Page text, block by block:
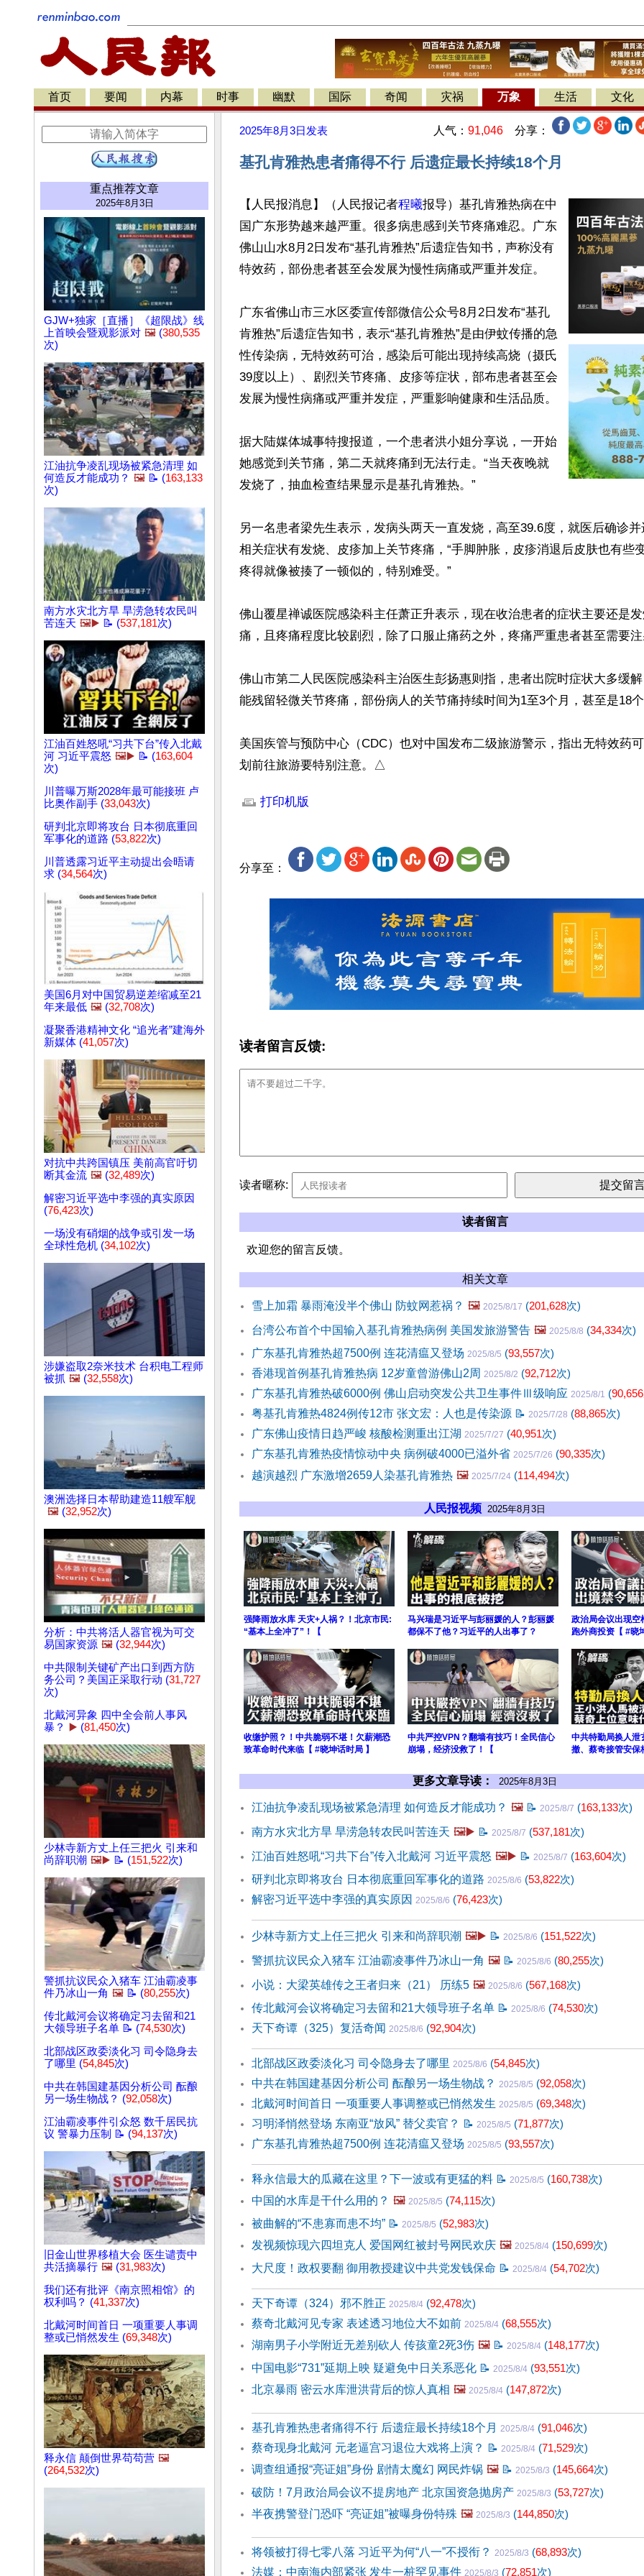
首页 要闻 内幕 时事 幽默 国际 奇闻 灾祸 万象 生活 文化
重点推荐文章
2025年8月3日
GJW+独家［直播］《超限战》线
上首映会暨观影派对 🖼️ (380,535
次)
江油抗争凌乱现场被紧急清理 如
何造反才能成功？ 🖼️ 📝 (163,133
次)
南方水灾北方旱 旱涝急转农民叫
苦连天 🖼️▶️ 📝 (537,181次)
江油百姓怒吼“习共下台”传入北戴
河 习近平震怒 🖼️▶️ 📝 (163,604
次)
川普曝万斯2028年最可能接班 卢
比奥作副手 (33,043次)
研判北京即将攻台 日本彻底重回
军事化的道路 (53,822次)
川普透露习近平主动提出会晤请
求 (34,564次)
美国6月对中国贸易逆差缩减至21
年来最低 🖼️ (32,708次)
凝聚香港精神文化 “追光者”建海外
新媒体 (41,057次)
对抗中共跨国镇压 美前高官吁切
断其金流 🖼️ (32,489次)
解密习近平选中李强的真实原因
(76,423次)
一场没有硝烟的战争或引发一场
全球性危机 (34,102次)
涉嫌盗取2奈米技术 台积电工程师
被抓 🖼️ (32,558次)
澳洲选择日本帮助建造11艘军舰
🖼️ (32,952次)
分析：中共将活人器官视为可交
易国家资源 🖼️ (32,944次)
中共限制关键矿产出口到西方防
务公司？美国正采取行动 (31,727
次)
北戴河异象 四中全会前人事风
暴？
▶️ (81,450次)
少林寺新方丈上任三把火 引来和
尚辞职潮 🖼️▶️ 📝 (151,522次)
警抓抗议民众入猪车 江油霸凌事
件乃冰山一角 🖼️ 📝 (80,255次)
传北戴河会议将确定习去留和21
大领导班子名单 📝 (74,530次)
北部战区政委淡化习 司令隐身去
了哪里 (54,845次)
中共在韩国建基因分析公司 酝酿
另一场生物战？ (92,058次)
江油霸凌事件引众怒 数千居民抗
议 警暴力压制 📝 (94,137次)
旧金山世界移植大会 医生谴责中
共活摘暴行 🖼️ (31,983次)
我们还有批评《南京照相馆》的
权利吗？ (41,337次)
北戴河时间首日 一项重要人事调
整或已悄然发生 (69,348次)
释永信 颠倒世界苟苟营 🖼️
(264,532次)
2025年8月3日 发表 人气： 91,046 分享：
基孔肯雅热患者痛得不行 后遗症最长持续18个月
【人民报消息】（人民报记者程曦报导）基孔肯雅热病在中
国广东形势越来越严重。很多病患感到关节疼痛难忍。广东
佛山山水8月2日发布“基孔肯雅热”后遗症告知书，声称没有
特效药，部份患者甚至会发展为慢性病痛或严重并发症。
广东省佛山市三水区委宣传部微信公众号8月2日发布“基孔
肯雅热”后遗症告知书，表示“基孔肯雅热”是由伊蚊传播的急
性传染病，无特效药可治，感染后可能出现持续高烧（摄氏
39度以上）、剧烈关节疼痛、皮疹等症状，部布患者甚至会
发展为慢性病痛或严重并发症，严重影响健康和生活品质。
据大陆媒体城事特搜报道，一个患者洪小姐分享说，一开始
她感觉到关节痛，第二天就疼痛到无法行走。“当天夜晚就
发烧了，抽血检查结果显示是基孔肯雅热。”
另一名患者梁先生表示，发病头两天一直发烧，高至39.6度，就医后确诊
相关症状有发烧、皮疹加上关节疼痛，“手脚肿胀，皮疹消退后皮肤也有些
疼得就像被揍了一顿似的，特别难受。”
佛山覆星禅诚医院感染科主任萧正升表示，现在收治患者的症状主要还是
痛，且疼痛程度比较剧烈，除了口服止痛药之外，疼痛严重患者甚至需要
佛山市第二人民医院感染科主治医生彭扬惠则指，患者出院时症状大多缓
能残留轻微关节疼痛，部份病人的关节痛持续时间为1至3个月，甚至是18
美国疾管与预防中心（CDC）也对中国发布二级旅游警示，指出无特效药
划前往旅游要特别注意。△
打印机版
分享至：
读者留言反馈:
读者暱称:
读者留言
欢迎您的留言反馈。
相关文章
雪上加霜 暴雨淹没半个佛山 防蚊网惹祸？ 🖼️ 2025/8/17 (201,628次)
台湾公布首个中国输入基孔肯雅热病例 美国发旅游警告 🖼️ 2025/8/8 (34,334次)
广东基孔肯雅热超7500例 连花清瘟又登场 2025/8/5 (93,557次)
香港现首例基孔肯雅热病 12岁童曾游佛山2周 2025/8/2 (92,712次)
广东基孔肯雅热破6000例 佛山启动突发公共卫生事件Ⅲ级响应 2025/8/1 (90,656
粤基孔肯雅热4824例传12市 张文宏：人也是传染源 📝 2025/7/28 (88,865次)
广东佛山疫情日趋严峻 核酸检测重出江湖 2025/7/27 (40,951次)
广东基孔肯雅热疫情惊动中央 病例破4000已溢外省 2025/7/26 (90,335次)
越演越烈 广东激增2659人染基孔肯雅热 🖼️ 2025/7/24 (114,494次)
人民报视频 2025年8月3日
强降雨放水库 天灾+人祸？！北京市民:
“基本上全冲了”！【
马兴瑞是习近平与彭丽媛的人？彭丽媛
都保不了他？习近平的人出事了？
政治局会议出现空
跑外商投资【 #晓
收缴护照？！中共脆弱不堪！欠薪潮恐
致革命时代来临【 #晓坤话时局 】
中共严控VPN？翻墙有技巧！全民信心
崩塌，经济没救了！【
中共特勤局换人泄
撤、蔡奇接管安保
更多文章导读： 2025年8月3日
江油抗争凌乱现场被紧急清理 如何造反才能成功？ 🖼️ 📝 2025/8/7 (163,133次)
南方水灾北方旱 旱涝急转农民叫苦连天 🖼️▶️ 📝 2025/8/7 (537,181次)
江油百姓怒吼“习共下台”传入北戴河 习近平震怒 🖼️▶️ 📝 2025/8/7 (163,604次)
研判北京即将攻台 日本彻底重回军事化的道路 2025/8/6 (53,822次)
解密习近平选中李强的真实原因 2025/8/6 (76,423次)
少林寺新方丈上任三把火 引来和尚辞职潮 🖼️▶️ 📝 2025/8/6 (151,522次)
警抓抗议民众入猪车 江油霸凌事件乃冰山一角 🖼️ 📝 2025/8/6 (80,255次)
小说：大梁英雄传之王者归来（21） 历练5 🖼️ 2025/8/6 (567,168次)
传北戴河会议将确定习去留和21大领导班子名单 📝 2025/8/6 (74,530次)
天下奇谭（325）复活奇闻 2025/8/6 (92,904次)
北部战区政委淡化习 司令隐身去了哪里 2025/8/6 (54,845次)
中共在韩国建基因分析公司 酝酿另一场生物战？ 2025/8/5 (92,058次)
北戴河时间首日 一项重要人事调整或已悄然发生 2025/8/5 (69,348次)
习明泽悄然登场 东南亚“放风” 替父卖官？ 📝 2025/8/5 (71,877次)
广东基孔肯雅热超7500例 连花清瘟又登场 2025/8/5 (93,557次)
释永信最大的瓜藏在这里？下一波或有更猛的料 📝 2025/8/5 (160,738次)
中国的水库是干什么用的？ 🖼️ 2025/8/5 (74,115次)
被曲解的“不患寡而患不均” 📝 2025/8/5 (52,983次)
发视频惊现六四坦克人 爱国网红被封号网民欢庆 🖼️ 2025/8/4 (150,699次)
大尺度！政权要翻 御用教授建议中共党发钱保命 📝 2025/8/4 (54,702次)
天下奇谭（324）邪不胜正 2025/8/4 (92,478次)
蔡奇北戴河见专家 表述透习地位大不如前 2025/8/4 (68,555次)
湖南男子小学附近无差别砍人 传孩童2死3伤 🖼️ 📝 2025/8/4 (148,177次)
中国电影“731”延期上映 疑避免中日关系恶化 📝 2025/8/4 (93,551次)
北京暴雨 密云水库泄洪背后的惊人真相 🖼️ 2025/8/4 (147,872次)
基孔肯雅热患者痛得不行 后遗症最长持续18个月 2025/8/4 (91,046次)
蔡奇现身北戴河 元老逼宫习退位大戏将上演？ 📝 2025/8/4 (71,529次)
调查组通报“亮证姐”身份 剧情太魔幻 网民炸锅 🖼️ 📝 2025/8/3 (145,664次)
破防！7月政治局会议不提房地产 北京国资急抛房产 2025/8/3 (53,727次)
半夜携警登门恐吓 “亮证姐”被曝身份特殊 🖼️ 2025/8/3 (144,850次)
将领被打得七零八落 习近平为何“八一”不授衔？ 2025/8/3 (68,893次)
法媒：中南海内部紧张 发生一桩罕见事件 2025/8/3 (72,851次)